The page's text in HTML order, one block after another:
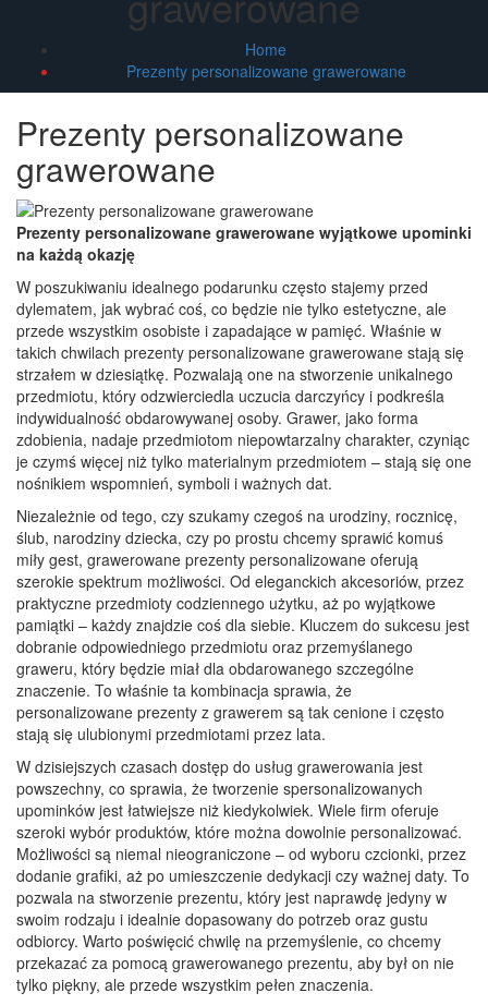
Home
Prezenty personalizowane grawerowane
Prezenty personalizowane
grawerowane
Prezenty personalizowane grawerowane wyjątkowe upominki
na każdą okazję
W poszukiwaniu idealnego podarunku często stajemy przed
dylematem, jak wybrać coś, co będzie nie tylko estetyczne, ale
przede wszystkim osobiste i zapadające w pamięć. Właśnie w
takich chwilach prezenty personalizowane grawerowane stają się
strzałem w dziesiątkę. Pozwalają one na stworzenie unikalnego
przedmiotu, który odzwierciedla uczucia darczyńcy i podkreśla
indywidualność obdarowywanej osoby. Grawer, jako forma
zdobienia, nadaje przedmiotom niepowtarzalny charakter, czyniąc
je czymś więcej niż tylko materialnym przedmiotem – stają się one
nośnikiem wspomnień, symboli i ważnych dat.
Niezależnie od tego, czy szukamy czegoś na urodziny, rocznicę,
ślub, narodziny dziecka, czy po prostu chcemy sprawić komuś
miły gest, grawerowane prezenty personalizowane oferują
szerokie spektrum możliwości. Od eleganckich akcesoriów, przez
praktyczne przedmioty codziennego użytku, aż po wyjątkowe
pamiątki – każdy znajdzie coś dla siebie. Kluczem do sukcesu jest
dobranie odpowiedniego przedmiotu oraz przemyślanego
graweru, który będzie miał dla obdarowanego szczególne
znaczenie. To właśnie ta kombinacja sprawia, że
personalizowane prezenty z grawerem są tak cenione i często
stają się ulubionymi przedmiotami przez lata.
W dzisiejszych czasach dostęp do usług grawerowania jest
powszechny, co sprawia, że tworzenie spersonalizowanych
upominków jest łatwiejsze niż kiedykolwiek. Wiele firm oferuje
szeroki wybór produktów, które można dowolnie personalizować.
Możliwości są niemal nieograniczone – od wyboru czcionki, przez
dodanie grafiki, aż po umieszczenie dedykacji czy ważnej daty. To
pozwala na stworzenie prezentu, który jest naprawdę jedyny w
swoim rodzaju i idealnie dopasowany do potrzeb oraz gustu
odbiorcy. Warto poświęcić chwilę na przemyślenie, co chcemy
przekazać za pomocą grawerowanego prezentu, aby był on nie
tylko piękny, ale przede wszystkim pełen znaczenia.